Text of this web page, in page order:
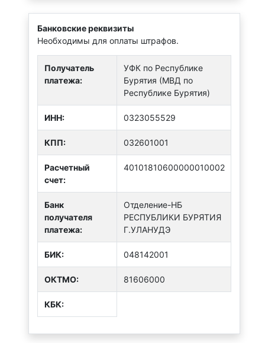
Банковские реквизиты
Необходимы для оплаты штрафов.
Получатель
платежа:
УФК по Республике
Бурятия (МВД по
Республике Бурятия)
ИНН: 0323055529
КПП: 032601001
Расчетный
счет:
40101810600000010002
Банк
получателя
платежа:
Отделение-НБ
РЕСПУБЛИКИ БУРЯТИЯ
Г.УЛАНУДЭ
БИК: 048142001
ОКТMО: 81606000
КБК: